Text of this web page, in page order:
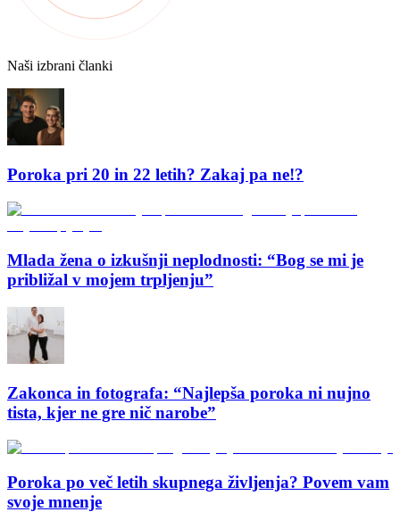
Naši izbrani članki
Poroka pri 20 in 22 letih? Zakaj pa ne!?
Mlada žena o izkušnji neplodnosti: “Bog se mi je
približal v mojem trpljenju”
Zakonca in fotografa: “Najlepša poroka ni nujno
tista, kjer ne gre nič narobe”
Poroka po več letih skupnega življenja? Povem vam
svoje mnenje